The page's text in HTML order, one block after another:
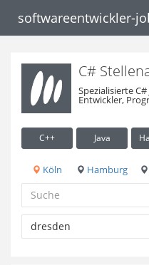
softwareentwickler-
C#
Spezialisierte
Entwickler,
C++ Java
Köln Hamburg